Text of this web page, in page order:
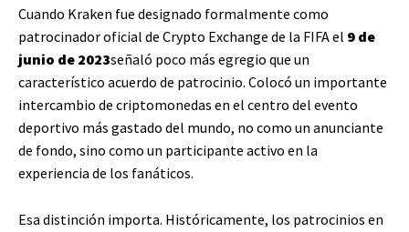
Cuando Kraken fue designado formalmente como
patrocinador oficial de Crypto Exchange de la FIFA el 9 de
junio de 2023señaló poco más egregio que un
característico acuerdo de patrocinio. Colocó un importante
intercambio de criptomonedas en el centro del evento
deportivo más gastado del mundo, no como un anunciante
de fondo, sino como un participante activo en la
experiencia de los fanáticos.
Esa distinción importa. Históricamente, los patrocinios en